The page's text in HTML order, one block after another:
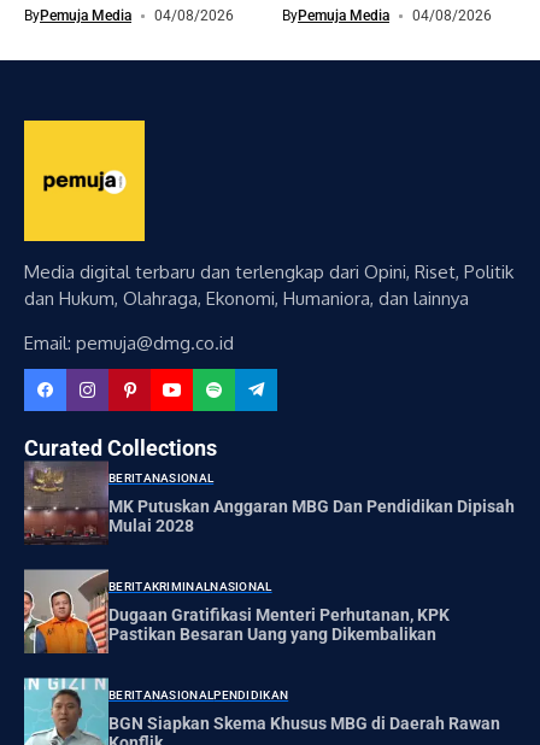
ByPemuja Media 04/08/2026 ByPemuja Media 04/08/2026
Media digital terbaru dan terlengkap dari Opini, Riset, Politik
dan Hukum, Olahraga, Ekonomi, Humaniora, dan lainnya
Email: pemuja@dmg.co.id
Curated Collections
BERITANASIONAL
MK Putuskan Anggaran MBG Dan Pendidikan Dipisah
Mulai 2028
BERITAKRIMINALNASIONAL
Dugaan Gratifikasi Menteri Perhutanan, KPK
Pastikan Besaran Uang yang Dikembalikan
BERITANASIONALPENDIDIKAN
BGN Siapkan Skema Khusus MBG di Daerah Rawan